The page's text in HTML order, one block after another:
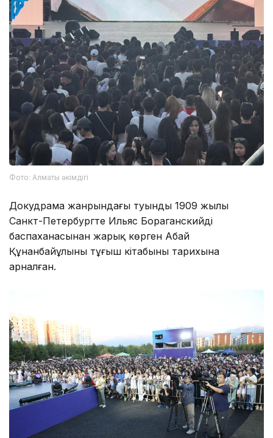
Фото: Алматы әкімдігі
Докудрама жанрындағы туынды 1909 жылы
Санкт-Петербургте Ильяс Бораганскийдің
баспаханасынан жарық көрген Абай
Құнанбайұлының тұңғыш кітабының тарихына
арналған.